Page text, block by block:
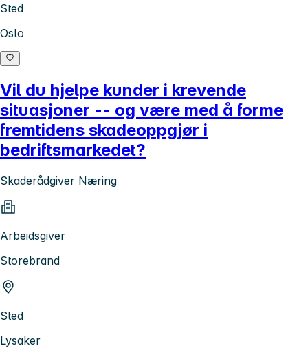
Sted
Oslo
Vil du hjelpe kunder i krevende
situasjoner -- og være med å forme
fremtidens skadeoppgjør i
bedriftsmarkedet?
Skaderådgiver Næring
Arbeidsgiver
Storebrand
Sted
Lysaker